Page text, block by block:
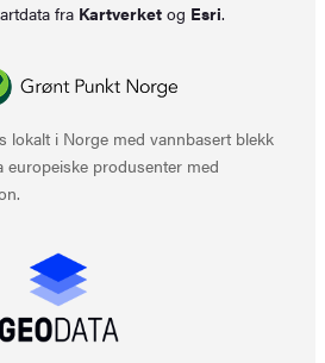
fra Kartverket og Esri.
lokalt i Norge med vannbasert blekk
europeiske produsenter med